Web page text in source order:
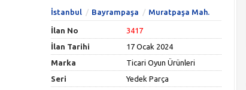
İstanbul Bayrampaşa Muratpaşa Mah.
İlan No
3417
İlan Tarihi
17 Ocak 2024
Marka
Ticari Oyun Ürünleri
Seri
Yedek Parça